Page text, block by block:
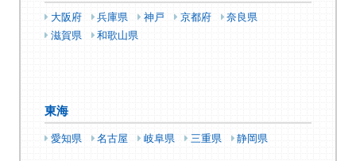
大阪府 兵庫県 神戸 京都府
奈良県
滋賀県
和歌山県
東海
愛知県 名古屋 岐阜県 三重県 静岡県